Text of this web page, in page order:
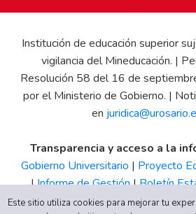
Institución de educación superior
vigilancia del Mineducación. |
Resolución 58 del 16 de
por el Ministerio de Gobierno. |
en
Transparencia y acceso a la
Gobierno Universitario | Proyecto
|Informe de Gestión|Boletín
Tributario|Estados Financieros |
Este sitio utiliza cookies para mejorar tu